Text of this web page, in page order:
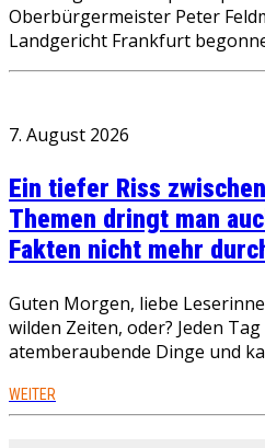
Oberbürgermeister Peter
Landgericht Frankfurt
7. August 2026
Ein tiefer Riss
Themen dringt man
Fakten nicht mehr
Guten Morgen, liebe
wilden Zeiten, oder? Jeden
atemberaubende Dinge und
WEITER